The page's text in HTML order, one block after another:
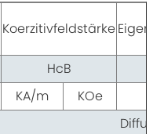
Koerzitivfeldstärke
HcB
KA/m KOe